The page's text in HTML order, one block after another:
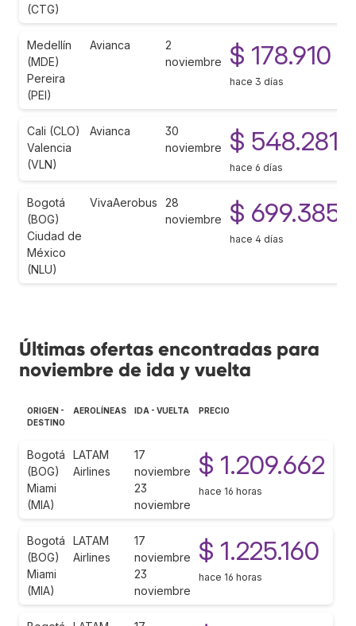
(CTG)
Medellín
(MDE)
Pereira
(PEI)
Avianca
2
noviembre
$ 178.910
hace 3 días
Cali (CLO)
Valencia
(VLN)
Avianca
30
noviembre
$ 548.281
hace 6 días
Bogotá
(BOG)
Ciudad de
México
(NLU)
VivaAerobus
28
noviembre
$ 699.385
hace 4 días
Últimas ofertas encontradas para
noviembre de ida y vuelta
ORIGEN -
DESTINO
AEROLÍNEAS IDA - VUELTA PRECIO
Bogotá
(BOG)
Miami
(MIA)
LATAM
Airlines
17
noviembre
23
noviembre
$ 1.209.662
hace 16 horas
Bogotá
(BOG)
Miami
(MIA)
LATAM
Airlines
17
noviembre
23
noviembre
$ 1.225.160
hace 16 horas